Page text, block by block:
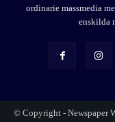
ordinarie massmedia
enskilda
© Copyright - Newspaper